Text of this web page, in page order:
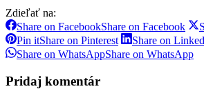
Zdieľať na:
Share on FacebookShare on Facebook
Pin itShare on Pinterest Share on
Share on WhatsAppShare on WhatsApp
Pridaj komentár